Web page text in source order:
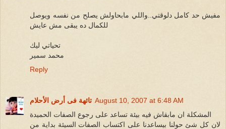
مفيش حد كامل دلوقتي..واللي مابحاولش يصلح من نفسه ويوصل
للكمال ده يبقى مش عايش
تحياتي ليك
محمد سمير
Reply
تائهة فى أرض الأحلام August 10, 2007 at 6:48 AM
المشكلة ان مابقاش فيه بيئة تساعد على رجوع الصفات الحميدة
لان كل شئ حولنا بيساعدنا على اكتساب الصفات السيئة بداية من